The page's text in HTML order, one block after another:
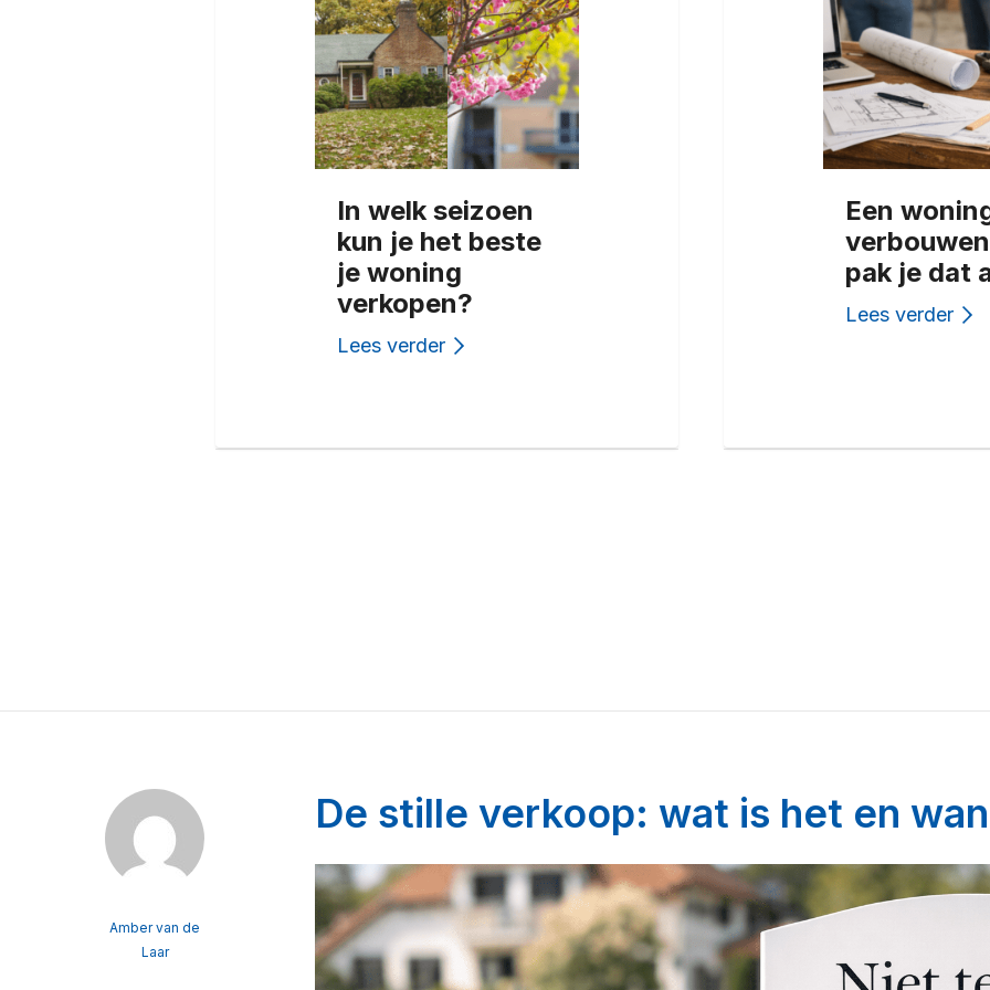
In welk seizoen
kun je het beste
je woning
verkopen?
Lees verder
Een
pak je dat
Lees verder
Amber van de
Laar
De stille verkoop: wat is het en